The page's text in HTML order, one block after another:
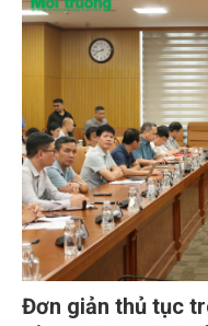
dựng thương hiệu